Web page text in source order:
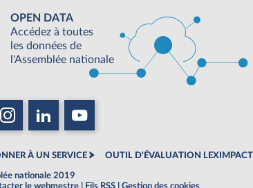
OPEN DATA
Accédez à toutes
les données de
l'Assemblée nationale
À UN SERVICE OUTIL D'ÉVALUATION LEXIMPACT
nationale 2019
le webmestre Fils RSS Gestion des cookies